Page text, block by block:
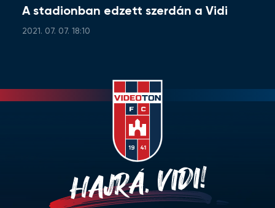
A stadionban edzett szerdán a Vidi
2021. 07. 07. 18:10
HAJRÁ, VIDI!